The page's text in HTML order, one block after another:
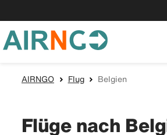
AIRNGO Flug Belgien
Flüge nach